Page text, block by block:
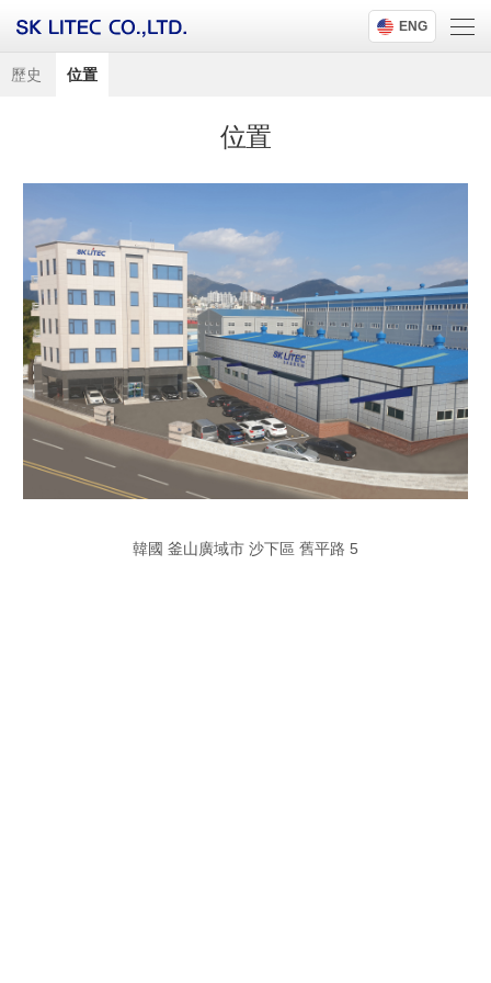
ENG
歷史 位置
位置
韓國 釜山廣域市 沙下區 舊平路 5